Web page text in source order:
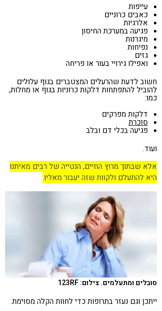
עייפות
כאבים כרוניים
אלרגיות
פגיעה במערכת החיסון
מיגרנות
נפיחות
גזים
ואפילו גירויי בעור או פריחה
חשוב לדעת שהרעלים המצטברים בגוף עלולים
להוביל להתפתחות דלקות כרוניות בגוף או מחלות,
כמו:
דלקות מפרקים
סוכרת
פגיעה בכלי דם ובלב
ועוד.
אלא שבתוך מרוץ החיים, הנטייה של רבים מאיתנו
היא להתעלם ולקוות שזה יעבור מאליו.
סובלים ומתעלמים. צילום: 123RF
ייתכן וגם נעזר בתרופות כדי לחוות הקלה מסוימת.